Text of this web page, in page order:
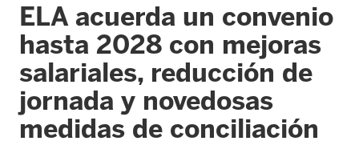
ELA acuerda un convenio
hasta 2028 con mejoras
salariales, reducción de
jornada y novedosas
medidas de conciliación